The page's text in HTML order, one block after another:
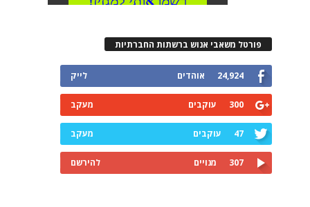
משאבי אנוש ברשתות החברתיות
אוהדים
עוקבים
עוקבים
מנויים